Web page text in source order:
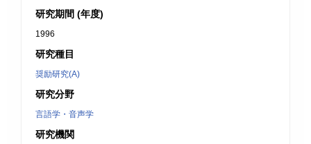
研究期間 (年度)
1996
研究種目
奨励研究(A)
研究分野
言語学・音声学
研究機関